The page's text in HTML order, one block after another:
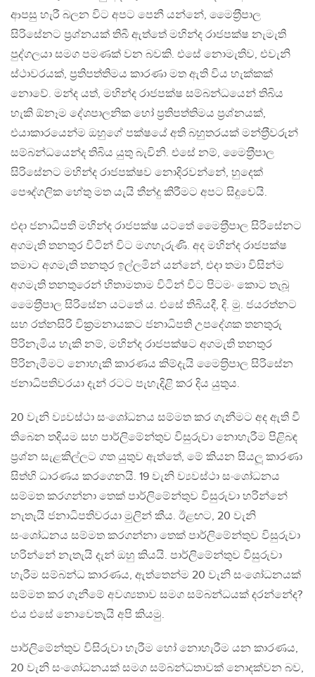
ආපසු හැරී බලන විට අපට පෙනී යන්නේ, මෛත‍්‍රීපාල
සිරිසේනට ප‍්‍රශ්නයක් තිබී ඇත්තේ මහින්ද රාජපක්ෂ නැමැති
පුද්ගලයා සමග පමණක් වන බවකි. එසේ නොමැතිව, එවැනි
ස්ථාවරයක්, ප‍්‍රතිපත්තිමය කාරණා මත ඇති විය හැක්කක්
නොවේ. මන්ද යත්, මහින්ද රාජපක්ෂ සම්බන්ධයෙන් තිබිය
හැකි ඕනෑම දේශපාලනික හෝ ප‍්‍රතිපත්තිමය ප‍්‍රශ්නයක්,
එයාකාරයෙන්ම ඔහුගේ පක්ෂයේ අති බහුතරයක් මන්ත‍්‍රීවරුන්
සම්බන්ධයෙන්ද තිබිය යුතු බැවිනි. එසේ නම්, මෛත‍්‍රීපාල
සිරිසේනට මහින්ද රාජපක්ෂව නොදිරවන්නේ, හුදෙක්
පෞද්ගලික හේතු මත යැයි තීන්දු කිරීමට අපට සිදුවෙයි.
එදා ජනාධිපති මහින්ද රාජපක්ෂ යටතේ මෛත‍්‍රීපාල සිරිසේනට
අගමැති තනතුර විටින් විට මගහැරුණි. අද මහින්ද රාජපක්ෂ
තමාට අගමැති තනතුර ඉල්ලමින් යන්නේ, එදා තමා විසින්ම
අගමැති තනතුරෙන් හිතාමතාම විටින් විට පිටමං කොට තැබූ
මෛත‍්‍රීපාල සිරිසේන යටතේ ය. එසේ තිබියදී, දි. මු. ජයරත්නට
සහ රත්නසිරි වික‍්‍රමනායකට ජනාධිපති උපදේශක තනතුරු
පිරිනැමිය හැකි නම්, මහින්ද රාජපක්ෂට අගමැති තනතුර
පිරිනැමීමට නොහැකි කාරණය කිම්දැයි මෛත‍්‍රිපාල සිරිසේන
ජනාධිපතිවරයා දැන් රටට පැහැදිළි කර දිය යුතුය.
20 වැනි ව්‍යවස්ථා සංශෝධනය සම්මත කර ගැනීමට අද ඇති වී
තිබෙන තදියම සහ පාර්ලිමේන්තුව විසුරුවා නොහැරීම පිළිබඳ
ප‍්‍රශ්න සැළකිල්ලට ගත යුතුව ඇත්තේ, මේ කියන සියලූ කාරණා
සිත්හි ධාරණය කරගෙනයි. 19 වැනි ව්‍යවස්ථා සංශෝධනය
සම්මත කරගන්නා තෙක් පාර්ලිමේන්තුව විසුරුවා හරින්නේ
නැතැයි ජනාධිපතිවරයා මුලින් කීය. ඊළඟට, 20 වැනි
සංශෝධනය සම්මත කරගන්නා තෙක් පාර්ලිමේන්තුව විසුරුවා
හරින්නේ නැතැයි දැන් ඔහු කියයි. පාර්ලිමේන්තුව විසුරුවා
හැරීම සම්බන්ධ කාරණය, ඇත්තෙන්ම 20 වැනි සංශෝධනයක්
සම්මත කර ගැනීමේ අවශ්‍යතාව සමග සම්බන්ධයක් දරන්නේද?
එය එසේ නොවෙතැයි අපි කියමු.
පාර්ලිමේන්තුව විසිරුවා හැරීම හෝ නොහැරීම යන කාරණය,
20 වැනි සංශෝධනයක් සමග සම්බන්ධතාවක් නොදක්වන බව,